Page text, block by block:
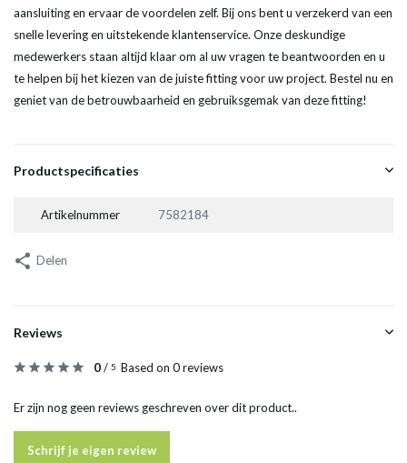
aansluiting en ervaar de voordelen zelf. Bij ons bent u verzekerd van een
snelle levering en uitstekende klantenservice. Onze deskundige
medewerkers staan altijd klaar om al uw vragen te beantwoorden en u
te helpen bij het kiezen van de juiste fitting voor uw project. Bestel nu en
geniet van de betrouwbaarheid en gebruiksgemak van deze fitting!
Productspecificaties
Artikelnummer 7582184
Delen
Reviews
0/ 5 Based on 0 reviews
Er zijn nog geen reviews geschreven over dit product..
Schrijf je eigen review